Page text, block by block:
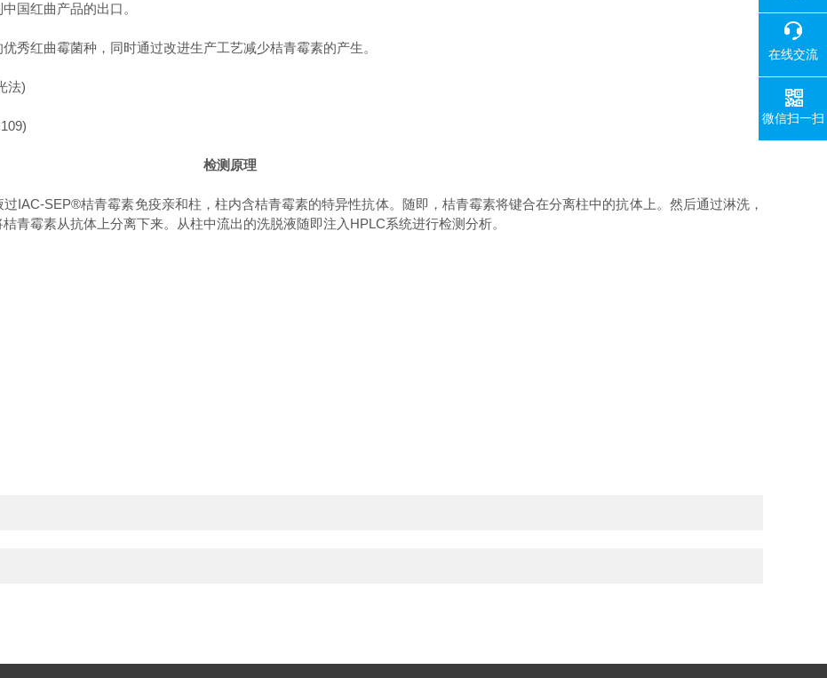
国红曲产品的出口。
红曲霉菌种，同时通过改进生产工艺减少桔青霉素的产生。
法)
检测原理
SEP®桔青霉素免疫亲和柱，柱内含桔青霉素的特异性抗体。随即，桔青霉素将键合在分离柱中的抗体上。然后通过淋洗，
青霉素从抗体上分离下来。从柱中流出的洗脱液随即注入HPLC系统进行检测分析。
在线交流
微信扫一扫